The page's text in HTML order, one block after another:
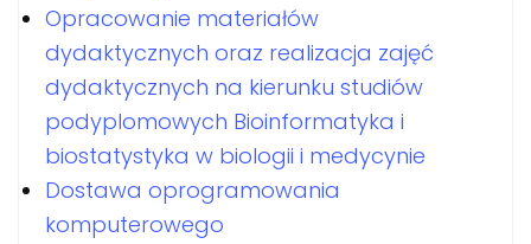
Opracowanie materiałów
dydaktycznych oraz realizacja zajęć
dydaktycznych na kierunku studiów
podyplomowych Bioinformatyka i
biostatystyka w biologii i medycynie
Dostawa oprogramowania
komputerowego